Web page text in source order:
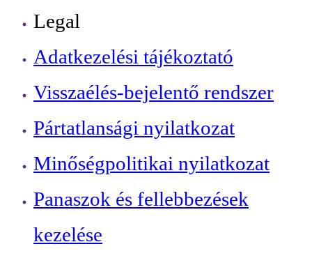
Legal
Adatkezelési tájékoztató
Visszaélés-bejelentő rendszer
Pártatlansági nyilatkozat
Minőségpolitikai nyilatkozat
Panaszok és fellebbezések
kezelése